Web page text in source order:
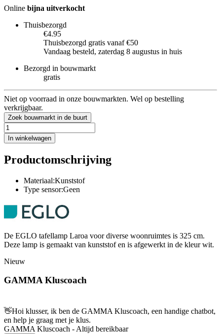
Online bijna uitverkocht
Thuisbezorgd
€4.95
Thuisbezorgd gratis vanaf €50
Vandaag besteld, zaterdag 8 augustus in huis
Bezorgd in bouwmarkt
gratis
Niet op voorraad in onze bouwmarkten. Wel op bestelling
verkrijgbaar.
Zoek bouwmarkt in de buurt
In winkelwagen
Productomschrijving
Materiaal:Kunststof
Type sensor:Geen
De EGLO tafellamp Laroa voor diverse woonruimtes is 325 cm.
Deze lamp is gemaakt van kunststof en is afgewerkt in de kleur wit.
Nieuw
GAMMA Kluscoach
👋Hoi klusser, ik ben de GAMMA Kluscoach, een handige chatbot,
en help je graag met je klus.
GAMMA Kluscoach - Altijd bereikbaar